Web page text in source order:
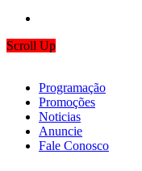
Scroll Up
Programação
Promoções
Noticias
Anuncie
Fale Conosco